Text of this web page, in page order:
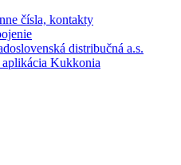
čísla, kontakty
distribučná a.s.
Kukkonia